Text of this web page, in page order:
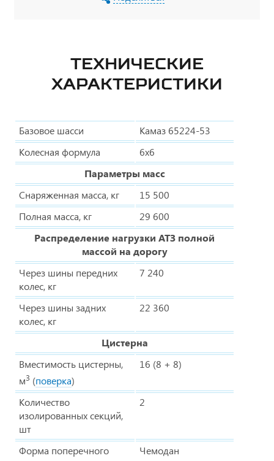
ТЕХНИЧЕСКИЕ
ХАРАКТЕРИСТИКИ
Базовое шасси
Камаз 65224-53
Колесная формула
6х6
Параметры масс
Снаряженная масса, кг
15 500
Полная масса, кг
29 600
Распределение нагрузки АТЗ полной
массой на дорогу
Через шины передних
колес, кг
7 240
Через шины задних
колес, кг
22 360
Цистерна
Вместимость цистерны,
м3 (поверка)
16 (8 + 8)
Количество
изолированных секций,
шт
2
Форма поперечного
Чемодан